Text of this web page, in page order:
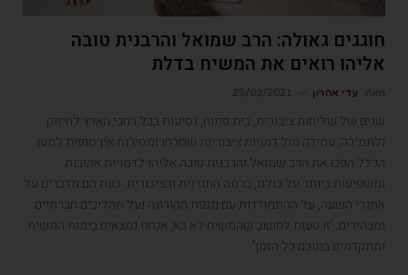
חוגגים גאולה: הרב שמואל והרבנית טובה
אליהו רואים את המשיח בדלת
עדי אהרון
שנים של שליחות ציבורית, בית פתוח, נסיעות בכל רחבי הארץ לחיזוק
ולתמיכה, עמידה מול דמויות ציבוריות שסרחו ומסירות אין סופית למען
הכלל הפכו את הרב שמואל והרבנית טובה אליהו לדמויות אהובות
ומשפיעות ביותר על כולנו, ברמה התורנית והציבורית. כעת הם מדברים על
אתגרי השעה, על ההתמודדות עם מגפת הקורונה ועל תהליכים חברתיים
ומבהירים: 'זו טעות לחשוב שהמשיח לא בא, אנחנו נמצאים בימות המשיח
ומתקדמים בתוכם כל הזמן'